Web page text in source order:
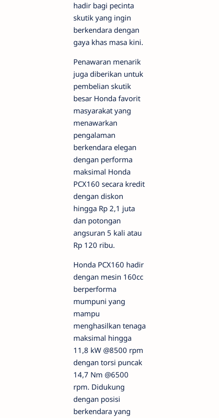
hadir bagi pecinta
skutik yang ingin
berkendara dengan
gaya khas masa kini.
Penawaran menarik
juga diberikan untuk
pembelian skutik
besar Honda favorit
masyarakat yang
menawarkan
pengalaman
berkendara elegan
dengan performa
maksimal Honda
PCX160 secara kredit
dengan diskon
hingga Rp 2,1 juta
dan potongan
angsuran 5 kali atau
Rp 120 ribu.
Honda PCX160 hadir
dengan mesin 160cc
berperforma
mumpuni yang
mampu
menghasilkan tenaga
maksimal hingga
11,8 kW @8500 rpm
dengan torsi puncak
14,7 Nm @6500
rpm. Didukung
dengan posisi
berkendara yang